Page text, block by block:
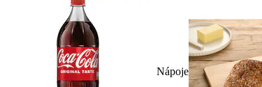
Nápoje